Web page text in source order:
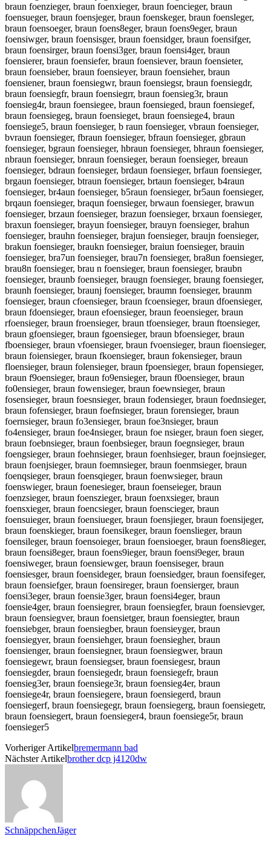
braun foenzieger, braun foenxieger, braun foencieger, braun
foensueger, braun foensjeger, braun foenskeger, braun foensleger,
braun foensoeger, braun foens8eger, braun foens9eger, braun
foensiwger, braun foensisger, braun foensidger, braun foensifger,
braun foensirger, braun foensi3ger, braun foensi4ger, braun
foensierer, braun foensiefer, braun foensiever, braun foensieter,
braun foensieber, braun foensieyer, braun foensieher, braun
foensiener, braun foensiegwr, braun foensiegsr, braun foensiegdr,
braun foensiegfr, braun foensiegrr, braun foensieg3r, braun
foensieg4r, braun foensiegee, braun foensieged, braun foensiegef,
braun foensiegeg, braun foensieget, braun foensiege4, braun
foensiege5, braun foensieger, b raun foensieger, vbraun foensieger,
bvraun foensieger, fbraun foensieger, bfraun foensieger, gbraun
foensieger, bgraun foensieger, hbraun foensieger, bhraun foensieger,
nbraun foensieger, bnraun foensieger, beraun foensieger, breaun
foensieger, bdraun foensieger, brdaun foensieger, brfaun foensieger,
brgaun foensieger, btraun foensieger, brtaun foensieger, b4raun
foensieger, br4aun foensieger, b5raun foensieger, br5aun foensieger,
brqaun foensieger, braqun foensieger, brwaun foensieger, brawun
foensieger, brzaun foensieger, brazun foensieger, brxaun foensieger,
braxun foensieger, brayun foensieger, brauyn foensieger, brahun
foensieger, brauhn foensieger, brajun foensieger, braujn foensieger,
brakun foensieger, braukn foensieger, braiun foensieger, brauin
foensieger, bra7un foensieger, brau7n foensieger, bra8un foensieger,
brau8n foensieger, brau n foensieger, braun foensieger, braubn
foensieger, braunb foensieger, braugn foensieger, braung foensieger,
braunh foensieger, braunj foensieger, braumn foensieger, braunm
foensieger, braun cfoensieger, braun fcoensieger, braun dfoensieger,
braun fdoensieger, braun efoensieger, braun feoensieger, braun
rfoensieger, braun froensieger, braun tfoensieger, braun ftoensieger,
braun gfoensieger, braun fgoensieger, braun bfoensieger, braun
fboensieger, braun vfoensieger, braun fvoensieger, braun fioensieger,
braun foiensieger, braun fkoensieger, braun fokensieger, braun
floensieger, braun folensieger, braun fpoensieger, braun fopensieger,
braun f9oensieger, braun fo9ensieger, braun f0oensieger, braun
fo0ensieger, braun fowensieger, braun foewnsieger, braun
fosensieger, braun foesnsieger, braun fodensieger, braun foednsieger,
braun fofensieger, braun foefnsieger, braun forensieger, braun
foernsieger, braun fo3ensieger, braun foe3nsieger, braun
fo4ensieger, braun foe4nsieger, braun foe nsieger, braun foen sieger,
braun foebnsieger, braun foenbsieger, braun foegnsieger, braun
foengsieger, braun foehnsieger, braun foenhsieger, braun foejnsieger,
braun foenjsieger, braun foemnsieger, braun foenmsieger, braun
foenqsieger, braun foensqieger, braun foenwsieger, braun
foenswieger, braun foenesieger, braun foenseieger, braun
foenzsieger, braun foenszieger, braun foenxsieger, braun
foensxieger, braun foencsieger, braun foenscieger, braun
foensuieger, braun foensiueger, braun foensjieger, braun foensijeger,
braun foenskieger, braun foensikeger, braun foenslieger, braun
foensileger, braun foensoieger, braun foensioeger, braun foens8ieger,
braun foensi8eger, braun foens9ieger, braun foensi9eger, braun
foensiweger, braun foensiewger, braun foensiseger, braun
foensiesger, braun foensideger, braun foensiedger, braun foensifeger,
braun foensiefger, braun foensireger, braun foensierger, braun
foensi3eger, braun foensie3ger, braun foensi4eger, braun
foensie4ger, braun foensiegrer, braun foensiegfer, braun foensievger,
braun foensiegver, braun foensietger, braun foensiegter, braun
foensiebger, braun foensiegber, braun foensieyger, braun
foensiegyer, braun foensiehger, braun foensiegher, braun
foensienger, braun foensiegner, braun foensiegwer, braun
foensiegewr, braun foensiegser, braun foensiegesr, braun
foensiegder, braun foensiegedr, braun foensiegefr, braun
foensieg3er, braun foensiege3r, braun foensieg4er, braun
foensiege4r, braun foensiegere, braun foensiegerd, braun
foensiegerf, braun foensiegegr, braun foensiegerg, braun foensiegetr,
braun foensiegert, braun foensieger4, braun foensiege5r, braun
foensieger5
Vorheriger Artikelbremermann bad
Nächster Artikelbrother dcp j4120dw
SchnäppchenJäger